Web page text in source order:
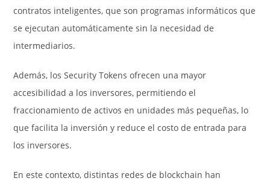
contratos inteligentes, que son programas informáticos que
se ejecutan automáticamente sin la necesidad de
intermediarios.
Además, los Security Tokens ofrecen una mayor
accesibilidad a los inversores, permitiendo el
fraccionamiento de activos en unidades más pequeñas, lo
que facilita la inversión y reduce el costo de entrada para
los inversores.
En este contexto, distintas redes de blockchain han